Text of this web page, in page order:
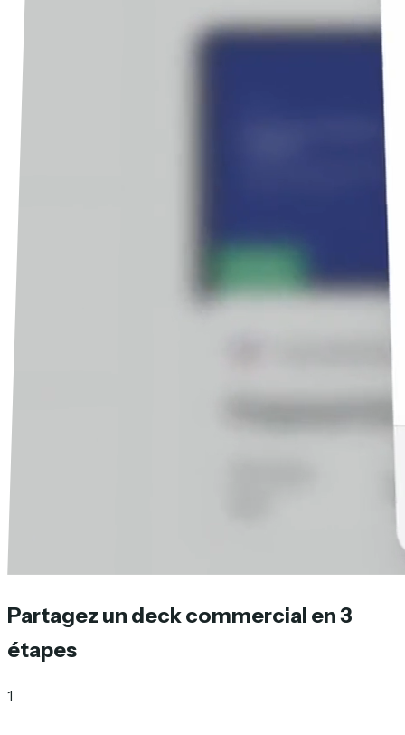
Partagez un deck commercial en 3
étapes
1